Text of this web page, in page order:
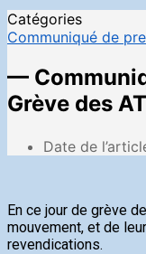
Catégories
Communiqué de
—
Grève des
Date de
En ce jour de grève
mouvement, et de
revendications.